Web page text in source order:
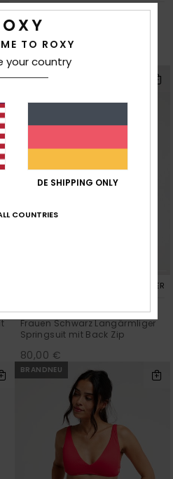
Heart Into It
Frauen Schwarz Sport-BH mit
hoher Unterstützung
55,00 €
RECYCLED FIBER
Basic Mix
Frauen Schwarz Langärmliger
Springsuit mit Back Zip
80,00 €
BRANDNEU
TO ROXY
your country
DE SHIPPING ONLY
COUNTRIES